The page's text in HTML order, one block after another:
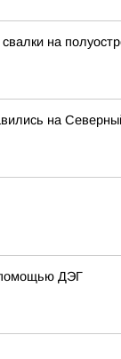
на
на
помощью ДЭГ